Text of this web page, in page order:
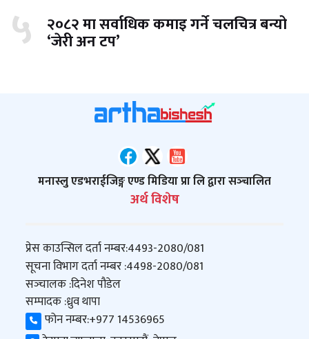
५ २०८२ मा सर्वाधिक कमाइ गर्ने चलचित्र बन्यो
‘जेरी अन टप’
मनास्लु एडभराईजिङ्ग एण्ड मिडिया प्रा लि द्वारा सञ्‍चालित
अर्थ विशेष
प्रेस काउन्सिल दर्ता नम्बर:4493-2080/081
सूचना विभाग दर्ता नम्बर :4498-2080/081
सञ्‍चालक :दिनेश पौडेल
सम्पादक :ध्रुव थापा
फोन नम्बर:+977 14536965